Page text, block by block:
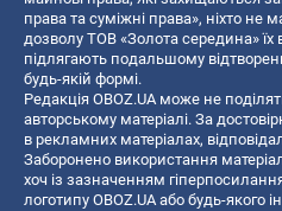
права та суміжні права», ніхто не
дозволу ТОВ «Золота середина»
підлягають подальшому
будь-якій формі.
Редакція OBOZ.UA може не
авторському матеріалі. За
в рекламних матеріалах,
Заборонено використання
хоч із зазначенням
логотипу OBOZ.UA або будь-якого